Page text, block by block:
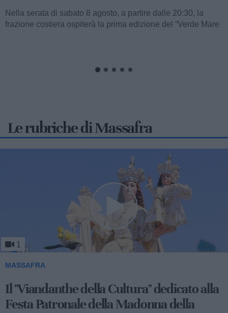
A soli 13 anni, la giovanissima atleta massafrese Francesca
Nitti, portacolori del Settore Giovanile FITAV Regione
Le rubriche di Massafra
1
MASSAFRA
Viandanthe della Cultura: la "Chiesa
Rupestre della Buona Nuova"